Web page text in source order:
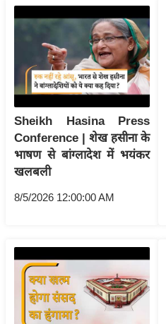
मि
सा
बे
सा
ल
श
ख्सि
य
ग
इं
Sheikh Hasina Press
Conference | शेख हसीना के
भाषण से बांग्लादेश में भयंकर
खलबली
8/5/2026 12:00:00 AM